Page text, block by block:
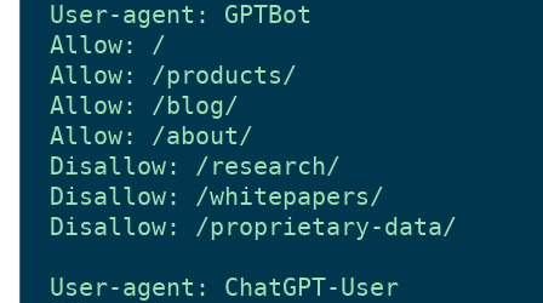
User-agent: GPTBot
Allow: /
Allow: /products/
Allow: /blog/
Allow: /about/
Disallow: /research/
Disallow: /whitepapers/
Disallow: /proprietary-data/
User-agent: ChatGPT-User